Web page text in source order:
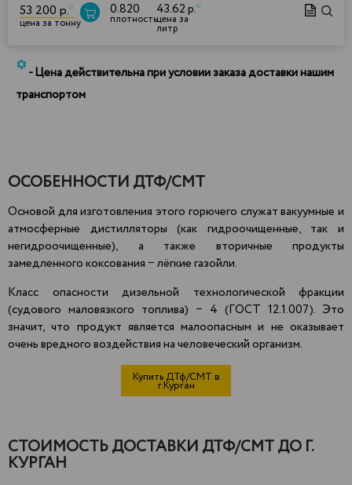
53 200 р.*
цена за тонну
0.820
плотность
43.62 р.*
цена за
литр
*- Цена действительна при условии заказа доставки нашим
транспортом
ОСОБЕННОСТИ ДТФ/СМТ
Основой для изготовления этого горючего служат вакуумные и
атмосферные дистилляторы (как гидроочищенные, так и
негидроочищенные), а также вторичные продукты
замедленного коксования − лёгкие газойли.
Класс опасности дизельной технологической фракции
(судового маловязкого топлива) − 4 (ГОСТ 12.1.007). Это
значит, что продукт являетсямалоопасным и не оказывает
очень вредного воздействия на человеческий организм.
Купить ДТф/СМТ в
г.Курган
СТОИМОСТЬ ДОСТАВКИ ДТФ/СМТ ДО Г.
КУРГАН